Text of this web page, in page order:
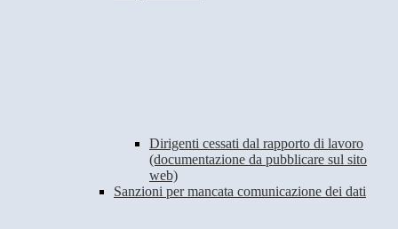
Dirigenti cessati dal rapporto di lavoro
(documentazione da pubblicare sul sito
web)
Sanzioni per mancata comunicazione dei dati